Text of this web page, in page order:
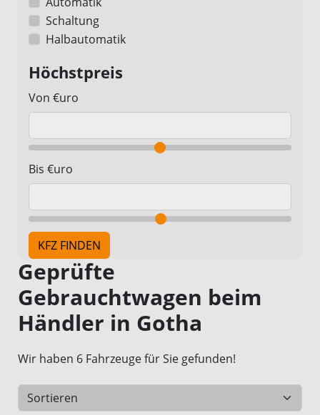
Schaltung
Halbautomatik
Höchstpreis
Von €uro
Bis €uro
Geprüfte
Gebrauchtwagen beim
Händler in Gotha
Wir haben 6 Fahrzeuge für Sie gefunden!